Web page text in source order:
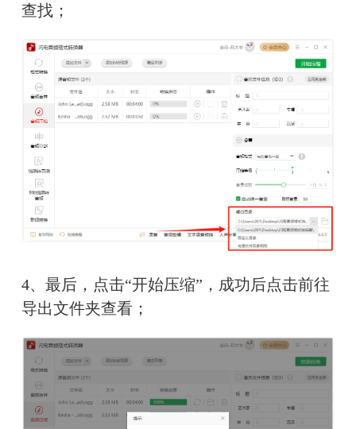
查找；
4、最后，点击“开始压缩”，成功后点击前往
导出文件夹查看；